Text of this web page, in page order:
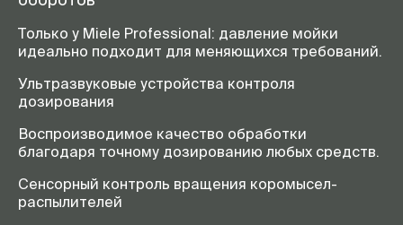
Только у Miele Professional: давление мойки
идеально подходит для меняющихся требований.
Ультразвуковые устройства контроля
дозирования
Воспроизводимое качество обработки
благодаря точному дозированию любых средств.
Сенсорный контроль вращения коромысел-
распылителей